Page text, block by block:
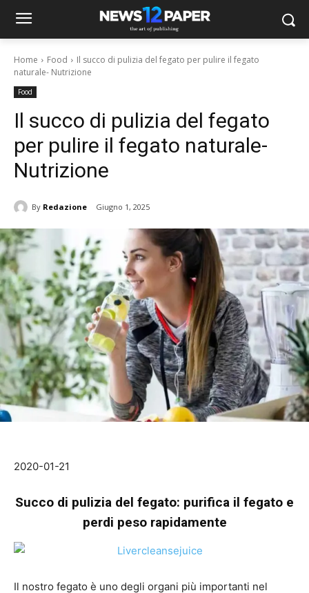
Home Food
Il succo di pulizia del fegato per pulire il fegato
naturale- Nutrizione
Food
Il succo di pulizia del fegato
per pulire il fegato naturale-
Nutrizione
By Redazione Giugno 1, 2025
2020-01-21
Succo di pulizia del fegato: purifica il fegato e
perdi peso rapidamente
Il nostro fegato è uno degli organi più importanti nel